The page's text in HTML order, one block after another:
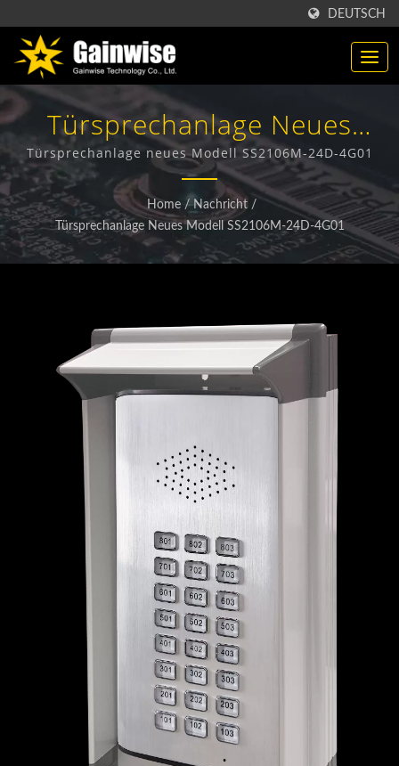
DEUTSCH
Türsprechanlage Neues
Modell SS2106M-24D-4G01
| 4G / 5G Wireless Produkte
Hersteller | Gainwise
Technology Co., Ltd.
Türsprechanlage neues Modell SS2106M-24D-4G01
Home / Nachricht /
Türsprechanlage Neues Modell SS2106M-24D-4G01